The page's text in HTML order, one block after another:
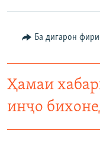
Ба дигарон
Ҳамаи
инҷо